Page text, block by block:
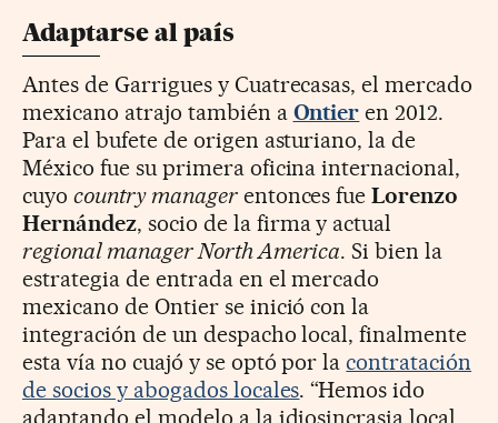
Adaptarse al país
Antes de Garrigues y Cuatrecasas, el mercado
mexicano atrajo también a Ontier en 2012.
Para el bufete de origen asturiano, la de
México fue su primera oficina internacional,
cuyo country managerentonces fueLorenzo
Hernández, socio de la firma y actual
regional manager North America. Si bien la
estrategia de entrada en el mercado
mexicano de Ontier se inició con la
integración de un despacho local, finalmente
esta vía no cuajó y se optó por lacontratación
de socios y abogados locales. “Hemos ido
adaptando el modelo a la idiosincrasia local